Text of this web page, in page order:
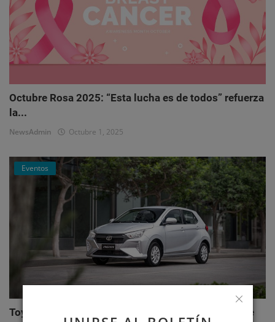
Octubre Rosa 2025: “Esta lucha es de todos” refuerza
la...
NewsAdmin Octubre 1, 2025
Eventos
Toyota AGYA: el nuevo hatchback de Toyotoshi que